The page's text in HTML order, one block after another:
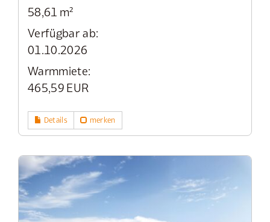
58,61 m²
Verfügbar ab:
01.10.2026
Warmmiete:
465,59 EUR
Details merken